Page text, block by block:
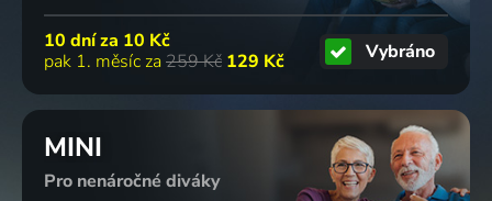
10 dní za 10 Kč
pak 1. měsíc za 259 Kč 129 Kč Vybráno
MINI
Pro nenáročné diváky